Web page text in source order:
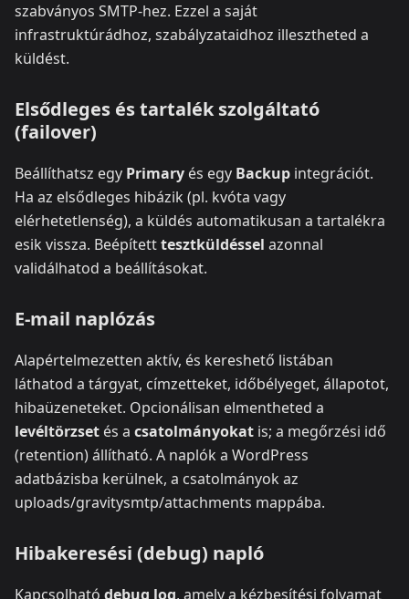
szabványos SMTP‑hez. Ezzel a saját
infrastruktúrádhoz, szabályzataidhoz illesztheted a
küldést.
Elsődleges és tartalék szolgáltató
(failover)
Beállíthatsz egy Primary és egy Backup integrációt.
Ha az elsődleges hibázik (pl. kvóta vagy
elérhetetlenség), a küldés automatikusan a tartalékra
esik vissza. Beépítetttesztküldéssel azonnal
validálhatod a beállításokat.
E‑mail naplózás
Alapértelmezetten aktív, és kereshető listában
láthatod a tárgyat, címzetteket, időbélyeget, állapotot,
hibaüzeneteket. Opcionálisan elmentheted a
levéltörzset és a csatolmányokat is; a megőrzési idő
(retention) állítható. A naplók a WordPress
adatbázisba kerülnek, a csatolmányok az
uploads/gravitysmtp/attachments mappába.
Hibakeresési (debug) napló
Kapcsolható debug log, amely a kézbesítési folyamat